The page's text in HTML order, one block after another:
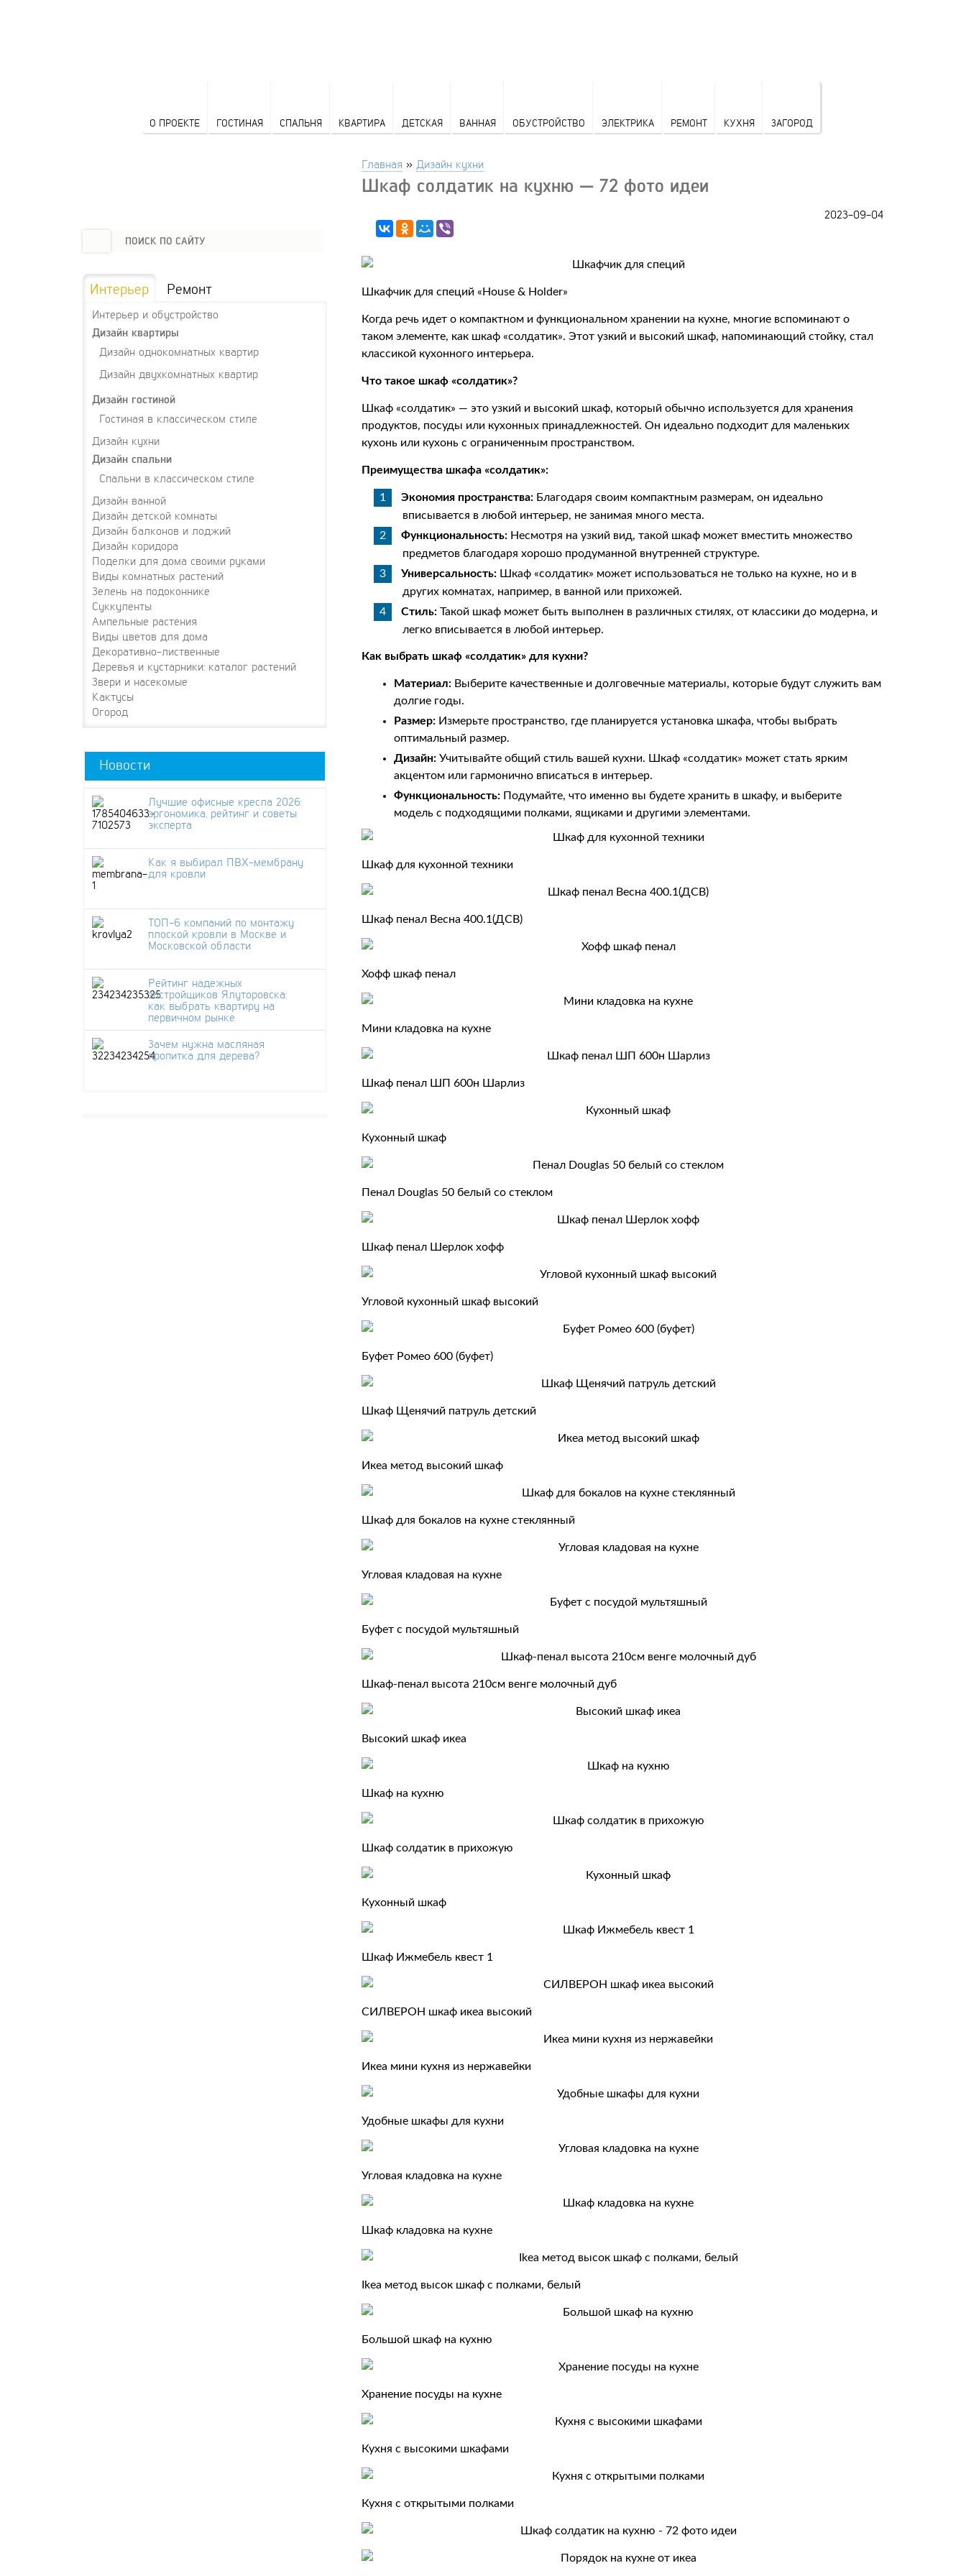
О ПРОЕКТЕ ГОСТИНАЯ СПАЛЬНЯ КВАРТИРА ДЕТСКАЯ ВАННАЯ ОБУСТРОЙСТВО ЭЛЕКТРИКА РЕМОНТ КУХНЯ ЗАГОРОД
Главная » Дизайн кухни
Шкаф солдатик на кухню — 72 фото идеи
2023-09-04
Шкафчик для специй «House & Holder»
Когда речь идет о компактном и функциональном хранении на кухне, многие вспоминают о
таком элементе, как шкаф «солдатик». Этот узкий и высокий шкаф, напоминающий стойку, стал
классикой кухонного интерьера.
Что такое шкаф «солдатик»?
Шкаф «солдатик» — это узкий и высокий шкаф, который обычно используется для хранения
продуктов, посуды или кухонных принадлежностей. Он идеально подходит для маленьких
кухонь или кухонь с ограниченным пространством.
Преимущества шкафа «солдатик»:
Экономия пространства: Благодаря своим компактным размерам, он идеально
вписывается в любой интерьер, не занимая много места.
Функциональность: Несмотря на узкий вид, такой шкаф может вместить множество
предметов благодаря хорошо продуманной внутренней структуре.
Универсальность: Шкаф «солдатик» может использоваться не только на кухне, но и в
других комнатах, например, в ванной или прихожей.
Стиль: Такой шкаф может быть выполнен в различных стилях, от классики до модерна, и
легко вписывается в любой интерьер.
Как выбрать шкаф «солдатик» для кухни?
Материал: Выберите качественные и долговечные материалы, которые будут служить вам
долгие годы.
Размер: Измерьте пространство, где планируется установка шкафа, чтобы выбрать
оптимальный размер.
Дизайн: Учитывайте общий стиль вашей кухни. Шкаф «солдатик» может стать ярким
акцентом или гармонично вписаться в интерьер.
Функциональность: Подумайте, что именно вы будете хранить в шкафу, и выберите
модель с подходящими полками, ящиками и другими элементами.
Шкаф для кухонной техники
Шкаф пенал Весна 400.1(ДСВ)
Хофф шкаф пенал
Мини кладовка на кухне
Шкаф пенал ШП 600н Шарлиз
Кухонный шкаф
Пенал Douglas 50 белый со стеклом
Шкаф пенал Шерлок хофф
Угловой кухонный шкаф высокий
Буфет Ромео 600 (буфет)
Шкаф Щенячий патруль детский
Икеа метод высокий шкаф
Шкаф для бокалов на кухне стеклянный
Угловая кладовая на кухне
Буфет с посудой мультяшный
Шкаф-пенал высота 210см венге молочный дуб
Высокий шкаф икеа
Шкаф на кухню
Шкаф солдатик в прихожую
Кухонный шкаф
Шкаф Ижмебель квест 1
СИЛВЕРОН шкаф икеа высокий
Икеа мини кухня из нержавейки
Удобные шкафы для кухни
Угловая кладовка на кухне
Шкаф кладовка на кухне
Ikea метод высок шкаф с полками, белый
Большой шкаф на кухню
Хранение посуды на кухне
Кухня с высокими шкафами
Кухня с открытыми полками
Интерьер Ремонт
Интерьер и обустройство
Дизайн квартиры
Дизайн однокомнатных квартир
Дизайн двухкомнатных квартир
Дизайн гостиной
Гостиная в классическом стиле
Дизайн кухни
Дизайн спальни
Спальни в классическом стиле
Дизайн ванной
Дизайн детской комнаты
Дизайн балконов и лоджий
Дизайн коридора
Поделки для дома своими руками
Виды комнатных растений
Зелень на подоконнике
Суккуленты
Ампельные растения
Виды цветов для дома
Декоративно-лиственные
Деревья и кустарники: каталог растений
Звери и насекомые
Кактусы
Огород
Новости
Лучшие офисные кресла 2026:
эргономика, рейтинг и советы
эксперта
Как я выбирал ПВХ-мембрану
для кровли
ТОП-6 компаний по монтажу
плоской кровли в Москве и
Московской области
Рейтинг надежных
застройщиков Ялуторовска:
как выбрать квартиру на
первичном рынке
Зачем нужна масляная
пропитка для дерева?